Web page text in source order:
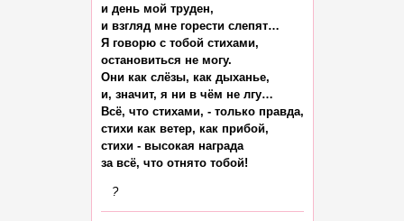
и день мой труден,
и взгляд мне горести слепят…
Я говорю с тобой стихами,
остановиться не могу.
Они как слёзы, как дыханье,
и, значит, я ни в чём не лгу…
Всё, что стихами, - только правда,
стихи как ветер, как прибой,
стихи - высокая награда
?